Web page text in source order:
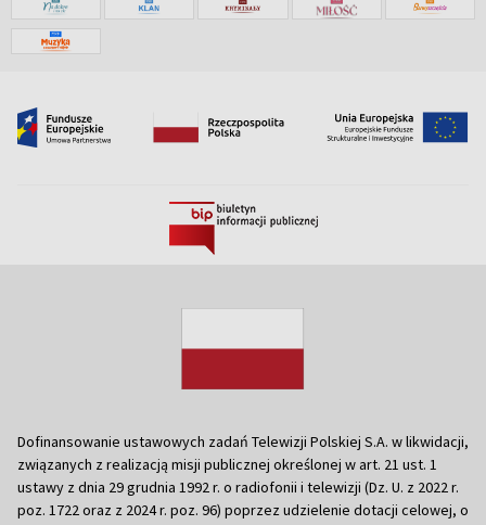
Dofinansowanie ustawowych zadań Telewizji Polskiej S.A. w likwidacji,
związanych z realizacją misji publicznej określonej w art. 21 ust. 1
ustawy z dnia 29 grudnia 1992 r. o radiofonii i telewizji (Dz. U. z 2022 r.
poz. 1722 oraz z 2024 r. poz. 96) poprzez udzielenie dotacji celowej, o